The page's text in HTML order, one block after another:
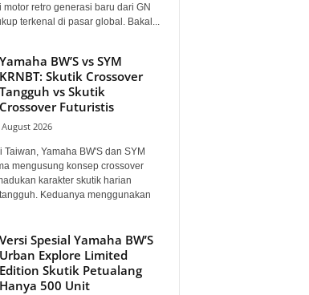
retro generasi baru dari GN
terkenal di pasar global. Bakal...
Yamaha BW’S vs SYM
KRNBT: Skutik Crossover
Tangguh vs Skutik
Crossover Futuristis
August 2026
Taiwan, Yamaha BW'S dan SYM
mengusung konsep crossover
karakter skutik harian
Keduanya menggunakan
Versi Spesial Yamaha BW’S
Urban Explore Limited
Edition Skutik Petualang
Hanya 500 Unit